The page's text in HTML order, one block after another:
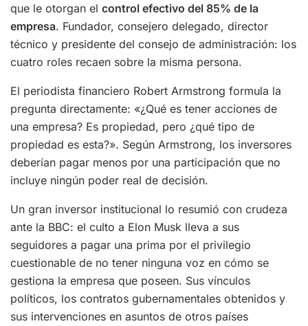
que le otorgan el control efectivo del 85% de la
empresa. Fundador, consejero delegado, director
técnico y presidente del consejo de administración: los
cuatro roles recaen sobre la misma persona.
El periodista financiero Robert Armstrong formula la
pregunta directamente: «¿Qué es tener acciones de
una empresa? Es propiedad, pero ¿qué tipo de
propiedad es esta?». Según Armstrong, los inversores
deberían pagar menos por una participación que no
incluye ningún poder real de decisión.
Un gran inversor institucional lo resumió con crudeza
ante la BBC: el culto a Elon Musk lleva a sus
seguidores a pagar una prima por el privilegio
cuestionable de no tener ninguna voz en cómo se
gestiona la empresa que poseen. Sus vínculos
políticos, los contratos gubernamentales obtenidos y
sus intervenciones en asuntos de otros países